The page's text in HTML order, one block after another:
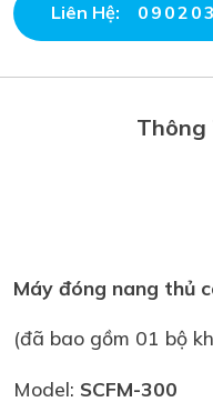
Liên Hệ:
Thông
Máy đóng nang thủ
(đã bao gồm 01 bộ
Model: SCFM-300